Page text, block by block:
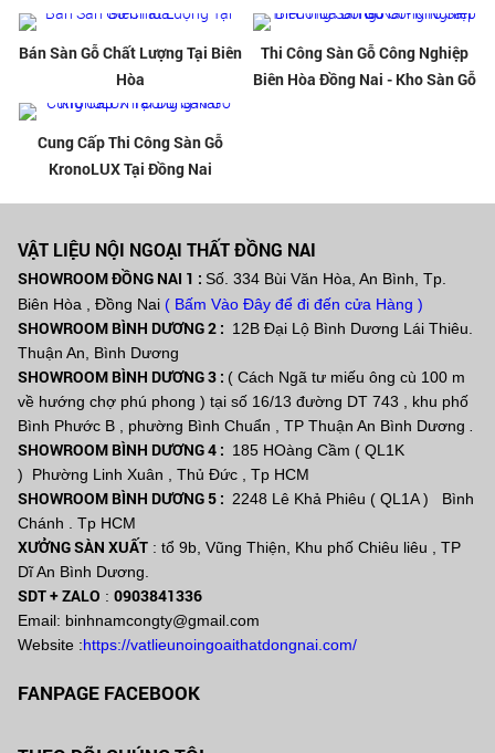
Bán Sàn Gỗ Chất Lượng Tại Biên
Hòa
Thi Công Sàn Gỗ Công Nghiệp
Biên Hòa Đồng Nai - Kho Sàn Gỗ
Cung Cấp Thi Công Sàn Gỗ
KronoLUX Tại Đồng Nai
VẬT LIỆU NỘI NGOẠI THẤT ĐỒNG NAI
SHOWROOM ĐỒNG NAI 1 :Số. 334 Bùi Văn Hòa, An Bình, Tp.
Biên Hòa , Đồng Nai ( Bấm Vào Đây để đi đến cửa Hàng )
SHOWROOM BÌNH DƯƠNG 2 : 12B Đại Lộ Bình Dương Lái Thiêu.
Thuận An, Bình Dương
SHOWROOM BÌNH DƯƠNG 3 : ( Cách Ngã tư miếu ông cù 100 m
về hướng chợ phú phong ) tại số 16/13 đường DT 743 , khu phố
Bình Phước B , phường Bình Chuẩn , TP Thuận An Bình Dương
SHOWROOM BÌNH DƯƠNG 4 : 185 HOàng Cầm ( QL1K
) Phường Linh Xuân , Thủ Đức , Tp HCM
SHOWROOM BÌNH DƯƠNG 5 : 2248 Lê Khả Phiêu ( QL1A ) Bình
Chánh . Tp HCM
XƯỞNG SÀN XUẤT : tổ 9b, Vũng Thiện, Khu phố Chiêu liêu , TP
Dĩ An Bình Dương.
SDT + ZALO :0903841336
Email: binhnamcongty@gmail.com
Website :https://vatlieunoingoaithatdongnai.com/
FANPAGE FACEBOOK